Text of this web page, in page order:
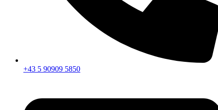
+43 5 90909 5850